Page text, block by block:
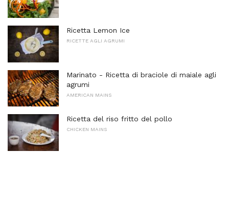
Ricetta Lemon Ice
RICETTE AGLI AGRUMI
Marinato - Ricetta di braciole di maiale agli
agrumi
AMERICAN MAINS
Ricetta del riso fritto del pollo
CHICKEN MAINS